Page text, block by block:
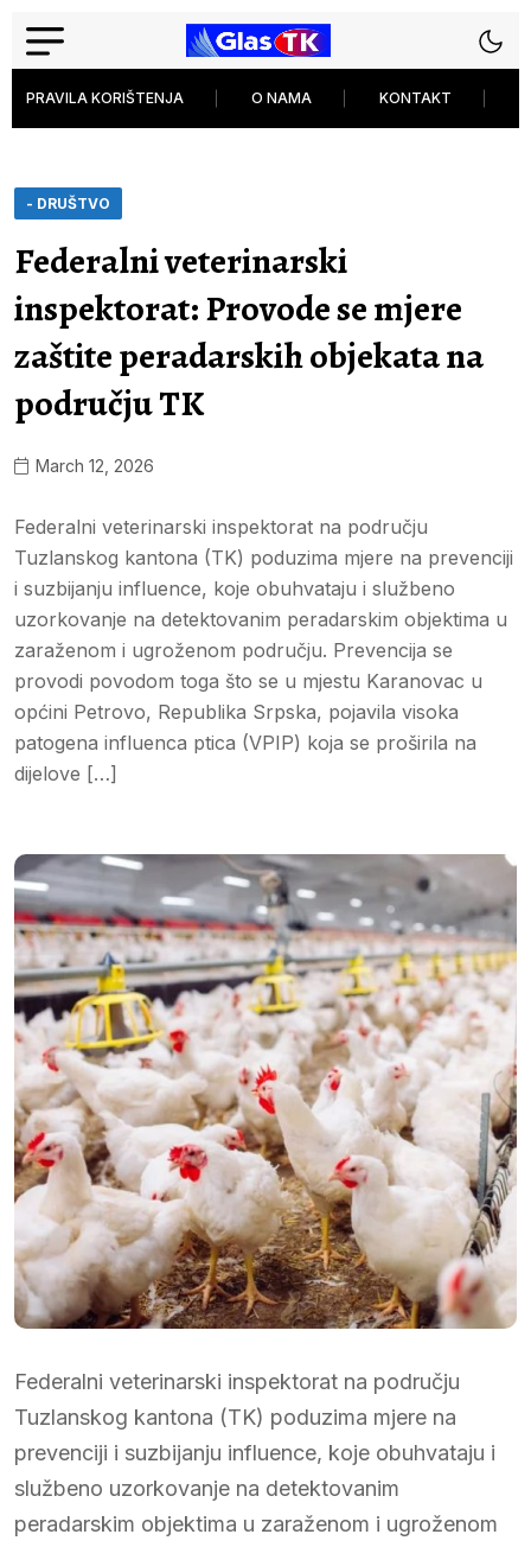
PRAVILA KORIŠTENJA O NAMA KONTAKT
- DRUŠTVO
Federalni veterinarski
inspektorat: Provode se mjere
zaštite peradarskih objekata na
području TK
March 12, 2026
Federalni veterinarski inspektorat na području
Tuzlanskog kantona (TK) poduzima mjere na prevenciji
i suzbijanju influence, koje obuhvataju i službeno
uzorkovanje na detektovanim peradarskim objektima u
zaraženom i ugroženom području. Prevencija se
provodi povodom toga što se u mjestu Karanovac u
općini Petrovo, Republika Srpska, pojavila visoka
patogena influenca ptica (VPIP) koja se proširila na
dijelove […]
Federalni veterinarski inspektorat na području
Tuzlanskog kantona (TK) poduzima mjere na
prevenciji i suzbijanju influence, koje obuhvataju i
službeno uzorkovanje na detektovanim
peradarskim objektima u zaraženom i ugroženom